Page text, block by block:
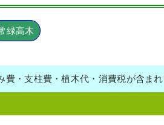
緑高木
・支柱費・植木代・消費税が含まれ